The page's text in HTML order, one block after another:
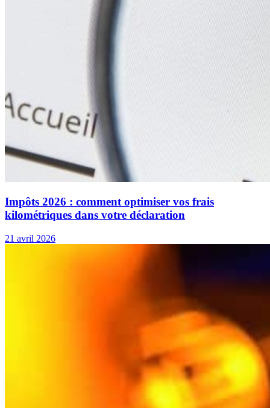
Impôts 2026 : comment optimiser vos frais
kilométriques dans votre déclaration
21 avril 2026